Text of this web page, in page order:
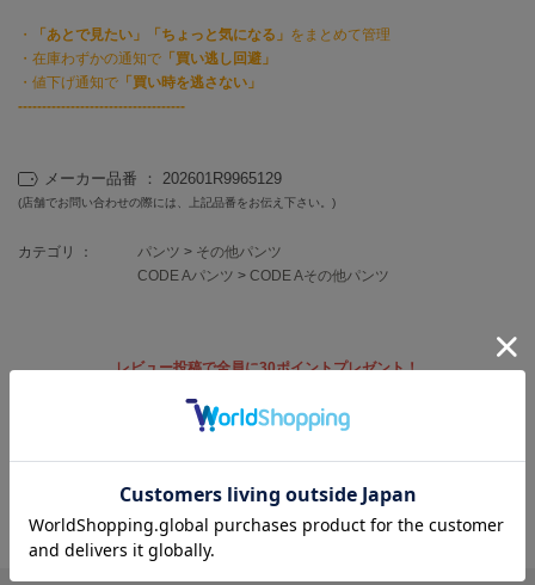
FURFUR
ファーファー
ジェラート ピケ
ジェラート ピケ キャットアンドドッグ
GRAMICCI
HUNTER
ハンター
・ 「あとで見たい」「ちょっと気になる」 をまとめて管理
・在庫わずかの通知で 「買い逃し回避」
・値下げ通知で 「買い時を逃さない」
-----------------------------------
メーカー品番 ： 202601R9965129
(店舗でお問い合わせの際には、上記品番をお伝え下さい。)
カテゴリ ： パンツ > その他パンツ
CODE Aパンツ > CODE Aその他パンツ
レビュー投稿で全員に30ポイントプレゼント！
レビューを書く
返品・キャンセルについて